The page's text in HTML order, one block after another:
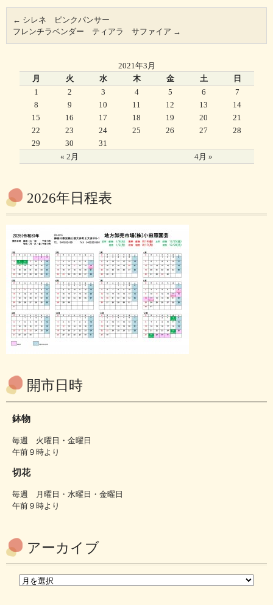
← シレネ ピンクパンサー
フレンチラベンダー ティアラ サファイア →
2021年3月
月
火 水 木 金 土 日
« 2月 4月 »
1 2 3 4 5 6
7
8
9 10 11 12 13
14
15
16 17 18 19 20
21
22
23 24 25 26 27
28
29
30 31
2026年日程表
開市日時
鉢物
毎週 火曜日・金曜日
午前９時より
切花
毎週 月曜日・水曜日・金曜日
午前９時より
アーカイブ